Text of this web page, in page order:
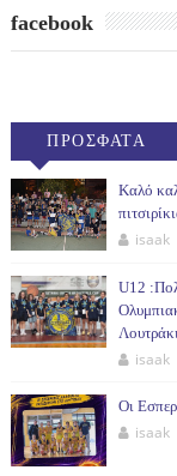
facebook
ΠΡΟΣΦΑΤΑ
Καλό
isaak
U12
Λουτράκι
isaak
Οι
isaak